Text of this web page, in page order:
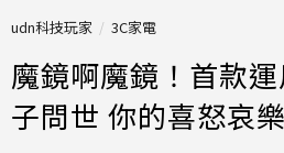
udn科技玩家 3C家電
魔鏡啊魔鏡！首款
子問世 你的喜怒哀